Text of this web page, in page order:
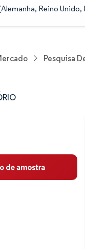
Reino
Pesquisa
de Mercado